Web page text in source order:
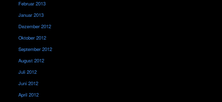
Februar 2013
Januar 2013
Dezember 2012
Oktober 2012
September 2012
August 2012
Juli 2012
Juni 2012
April 2012